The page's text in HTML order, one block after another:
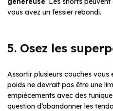
vous avez un fessier rebondi.
5. Osez les
Assortir plusieurs couches
poids ne devrait pas être une
empiècements avec des
question d’abandonner les